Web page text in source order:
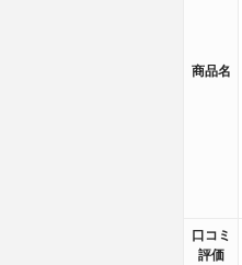
商品名
口コミ
評価